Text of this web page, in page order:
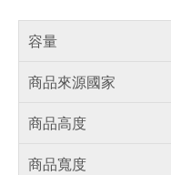
容量
商品來源國家
商品高度
商品寬度